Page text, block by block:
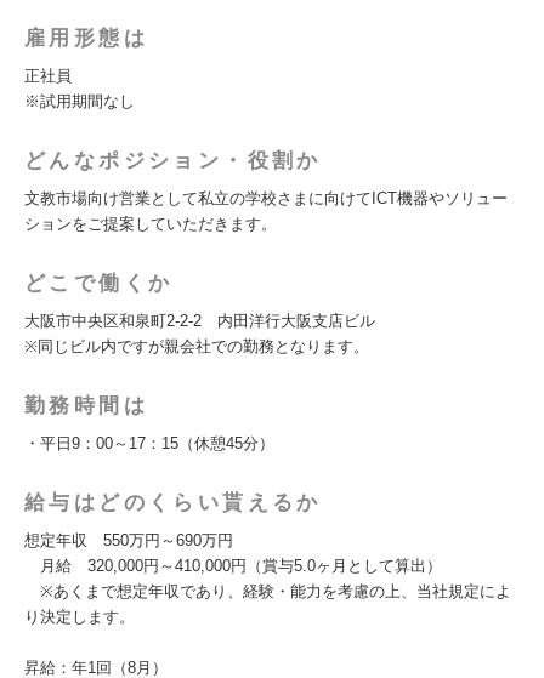
雇用形態は
正社員
※試用期間なし
どんなポジション・役割か
文教市場向け営業として私立の学校さまに向けてICT機器やソリュー
ションをご提案していただきます。
どこで働くか
大阪市中央区和泉町2-2-2 内田洋行大阪支店ビル
※同じビル内ですが親会社での勤務となります。
勤務時間は
・平日9：00～17：15（休憩45分）
給与はどのくらい貰えるか
想定年収 550万円～690万円
月給 320,000円～410,000円（賞与5.0ヶ月として算出）
※あくまで想定年収であり、経験・能力を考慮の上、当社規定によ
り決定します。
昇給：年1回（8月）